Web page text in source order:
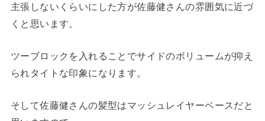
主張しないくらいにした方が佐藤健さんの雰囲気に近づ
くと思います。
ツーブロックを入れることでサイドのボリュームが抑え
られタイトな印象になります。
そして佐藤健さんの髪型はマッシュレイヤーベースだと